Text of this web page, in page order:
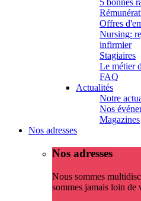
5 bonnes
Offres
Nursing:
infirmier
Stagiaires
Le métier
FAQ
Actualités
Notre
Nos
Magazines
Nos adresses
Nos adresses
Nous sommes
sommes jamais loin de